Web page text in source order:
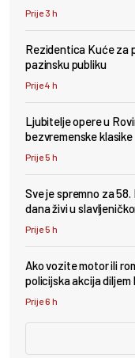
Prije 3 h
Rezidentica Kuće za
pazinsku publiku
Prije 4 h
Ljubitelje opere u
bezvremenske klasike
Prije 5 h
Sve je spremno za
dana živi u
Prije 5 h
Ako vozite motor ili
policijska akcija diljem
Prije 6 h